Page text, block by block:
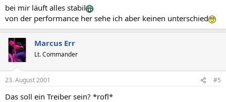
bei mir läuft alles stabil
von der performance her sehe ich aber keinen unterschied
Marcus Err
Lt. Commander
23. August 2001 #5
Das soll ein Treiber sein? *rofl*